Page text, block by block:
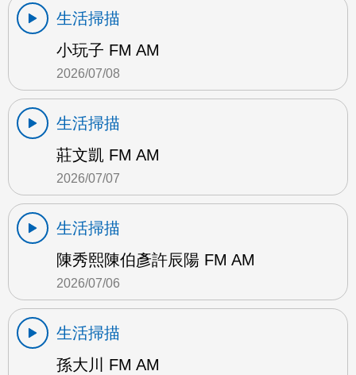
生活掃描
小玩子 FM AM
2026/07/08
生活掃描
莊文凱 FM AM
2026/07/07
生活掃描
陳秀熙陳伯彥許辰陽 FM AM
2026/07/06
生活掃描
孫大川 FM AM